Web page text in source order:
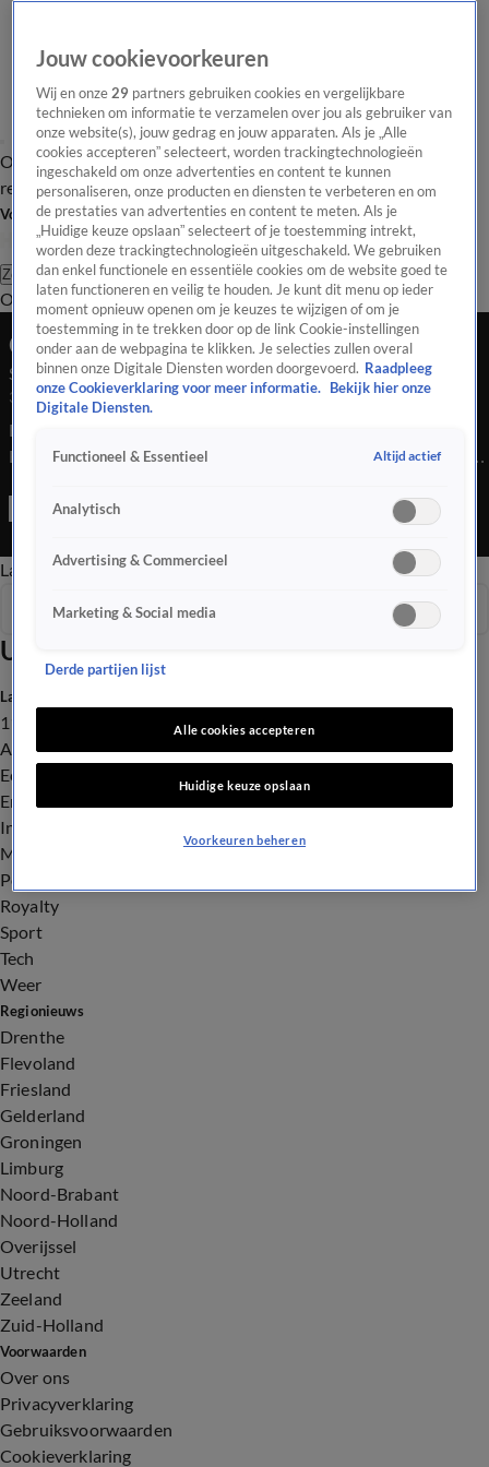
Overzicht Laatste nieuws Regionieuws Het beste van Hart
Tip de
redactie
Volg Hart van Nederland
Zoeken
OverzichtRegioUitzendingenWeerTip de redactiePanelVideo's
Ochtend Editie
Seizoen 2026, aflevering 2280
30 mei, 08:00
Bekijk aflevering 2280 van Hart van Nederland - Ochtend
Editie uit seizoen 2026 hier. Deze aflevering is uitgezonden op
Editie is een Nieuws programma
Late EditieOchtend EditieVroege Editie
Uitzendingen
Seizoen 2026
Laatste nieuws
112
Advies & Tips
Economie
Entertainment
Infrastructuur
Milieu en Gezondheid
Politiek
Royalty
Sport
Tech
Weer
Regionieuws
Drenthe
Flevoland
Friesland
Gelderland
Groningen
Limburg
Noord-Brabant
Noord-Holland
Overijssel
Utrecht
Zeeland
Zuid-Holland
Voorwaarden
Over ons
Privacyverklaring
Gebruiksvoorwaarden
Cookieverklaring
Jouw cookievoorkeuren
Wij en onze29 partners gebruiken cookies en vergelijkbare
technieken om informatie te verzamelen over jou als gebruiker van
onze website(s), jouw gedrag en jouw apparaten. Als je „Alle
cookies accepteren” selecteert, worden trackingtechnologieën
ingeschakeld om onze advertenties en content te kunnen
personaliseren, onze producten en diensten te verbeteren en om
de prestaties van advertenties en content te meten. Als je
„Huidige keuze opslaan” selecteert of je toestemming intrekt,
worden deze trackingtechnologieën uitgeschakeld. We gebruiken
dan enkel functionele en essentiële cookies om de website goed te
laten functioneren en veilig te houden. Je kunt dit menu op ieder
moment opnieuw openen om je keuzes te wijzigen of om je
toestemming in te trekken door op de link Cookie-instellingen
onder aan de webpagina te klikken. Je selecties zullen overal
binnen onze Digitale Diensten worden doorgevoerd. Raadpleeg
onze Cookieverklaring voor meer informatie.
Bekijk hier onze
Digitale Diensten.
Functioneel & Essentieel Altijd actief
Analytisch
Advertising & Commercieel
Marketing & Social media
Derde partijen lijst
Alle cookies accepteren
Huidige keuze opslaan
Voorkeuren beheren